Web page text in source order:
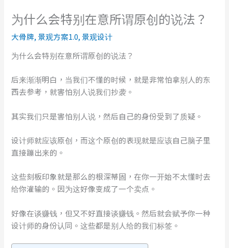
为什么会特别在意所谓原创的说法？
大骨牌, 景观方案1.0, 景观设计
为什么会特别在意所谓原创的说法？
后来渐渐明白，当我们不懂的时候，就是非常怕拿别人的东
西去参考，就害怕别人说我们抄袭。
其实我们只是害怕别人说，然后自己的身份受到了质疑。
设计师就应该原创，而这个原创的表现就是应该自己脑子里
直接蹦出来的。
这些刻板印象就是那么的根深蒂固，在你一开始不太懂时去
给你灌输的。因为这好像变成了一个卖点。
好像在谈赚钱，但又不好直接谈赚钱。然后就会赋予你一种
设计师的身份认同。这些都是别人给的我们标签。